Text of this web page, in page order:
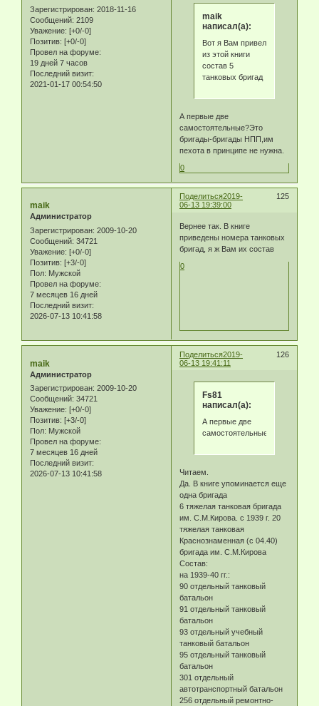
Зарегистрирован: 2018-11-16
Сообщений: 2109
Уважение: [+0/-0]
Позитив: [+0/-0]
Провел на форуме:
19 дней 7 часов
Последний визит:
2021-01-17 00:54:50
maik
написал(а):
Вот я Вам привел
из этой книги
состав 5
танковых бригад
А первые две
самостоятельные?Это
бригады-бригады НПП,им
пехота в принципе не нужна.
0
Поделиться 125
2019-
06-13 19:39:00
maik
Администратор
Зарегистрирован: 2009-10-20
Сообщений: 34721
Уважение: [+0/-0]
Позитив: [+3/-0]
Пол: Мужской
Провел на форуме:
7 месяцев 16 дней
Последний визит:
2026-07-13 10:41:58
Вернее так. В книге
приведены номера танковых
бригад, я ж Вам их состав
0
Поделиться 126
2019-
06-13 19:41:11
maik
Администратор
Зарегистрирован: 2009-10-20
Сообщений: 34721
Уважение: [+0/-0]
Позитив: [+3/-0]
Пол: Мужской
Провел на форуме:
7 месяцев 16 дней
Последний визит:
2026-07-13 10:41:58
Fs81
написал(а):
А первые две
самостоятельные?
Читаем.
Да. В книге упоминается еще
одна бригада
6 тяжелая танковая бригада
им. С.М.Кирова. с 1939 г. 20
тяжелая танковая
Краснознаменная (с 04.40)
бригада им. С.М.Кирова
Состав:
на 1939-40 гг.:
90 отдельный танковый
батальон
91 отдельный танковый
батальон
93 отдельный учебный
танковый батальон
95 отдельный танковый
батальон
301 отдельный
автотранспортный батальон
256 отдельный ремонтно-